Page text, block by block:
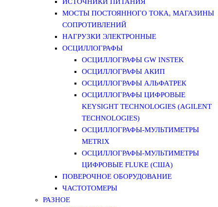
МОСТЫ ПОСТОЯННОГО ТОКА, МАГАЗИНЫ
СОПРОТИВЛЕНИЙ
НАГРУЗКИ ЭЛЕКТРОННЫЕ
ОСЦИЛЛОГРАФЫ
ОСЦИЛЛОГРАФЫ GW INSTEK
ОСЦИЛЛОГРАФЫ АКИП
ОСЦИЛЛОГРАФЫ АЛЬФАТРЕК
ОСЦИЛЛОГРАФЫ ЦИФРОВЫЕ
KEYSIGHT TECHNOLOGIES (AGILENT
TECHNOLOGIES)
ОСЦИЛЛОГРАФЫ-МУЛЬТИМЕТРЫ
METRIX
ОСЦИЛЛОГРАФЫ-МУЛЬТИМЕТРЫ
ЦИФРОВЫЕ FLUKE (США)
ПОВЕРОЧНОЕ ОБОРУДОВАНИЕ
ЧАСТОТОМЕРЫ
РАЗНОЕ